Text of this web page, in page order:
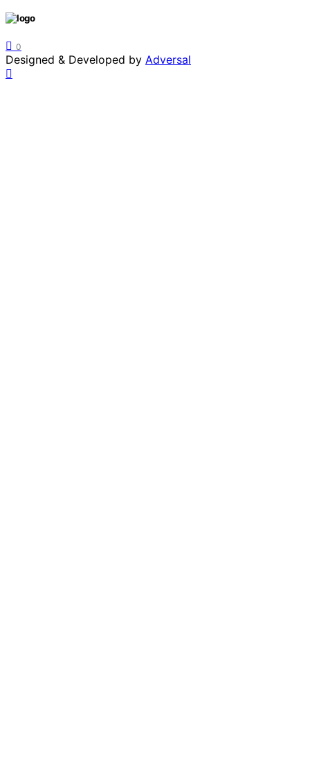
0
Designed & Developed by Adversal